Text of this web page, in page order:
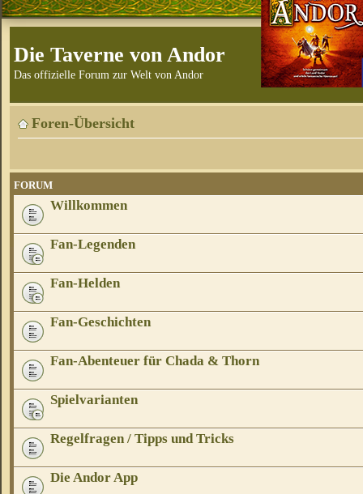
Die Taverne von Andor
Das offizielle Forum zur Welt von Andor
Foren-Übersicht
FORUM
Willkommen
Fan-Legenden
Fan-Helden
Fan-Geschichten
Fan-Abenteuer für Chada & Thorn
Spielvarianten
Regelfragen / Tipps und Tricks
Die Andor App